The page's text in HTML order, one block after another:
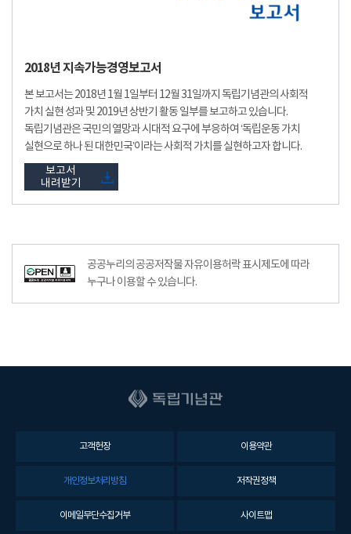
2018년 지속가능경영보고서
본 보고서는 2018년 1월 1일부터 12월 31일까지 독립기념관의 사회적
가치 실현 성과 및 2019년 상반기 활동 일부를 보고하고 있습니다.
독립기념관은 국민의 열망과 시대적 요구에 부응하여 ‘독립운동 가치
실현으로 하나 된 대한민국’이라는 사회적 가치를 실현하고자 합니다.
보고서
내려받기
공공누리의 공공저작물 자유이용허락 표시제도에 따라
누구나 이용할 수 있습니다.
고객헌장 이용약관
개인정보처리방침 저작권정책
이메일무단수집거부 사이트맵